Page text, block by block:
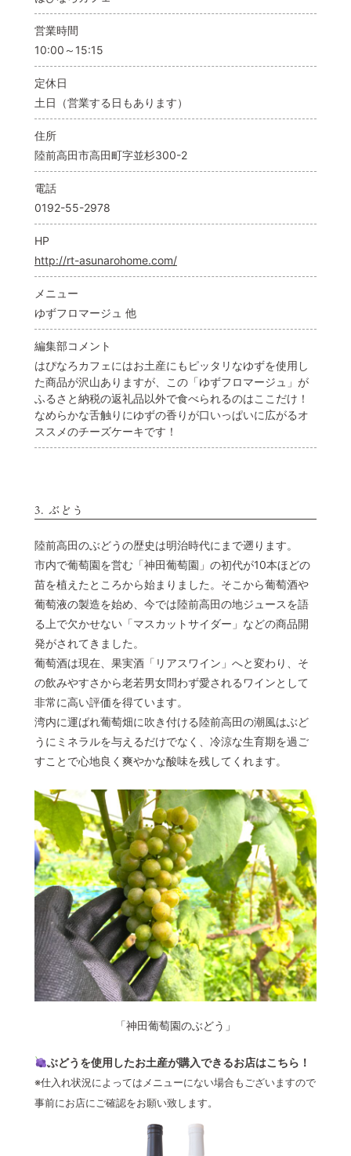
営業時間
10:00～15:15
定休日
土日（営業する日もあります）
住所
陸前高田市高田町字並杉300-2
電話
0192-55-2978
HP
http://rt-asunarohome.com/
メニュー
ゆずフロマージュ 他
編集部コメント
はぴなろカフェにはお土産にもピッタリなゆずを使用し
た商品が沢山ありますが、この「ゆずフロマージュ」が
ふるさと納税の返礼品以外で食べられるのはここだけ！
なめらかな舌触りにゆずの香りが口いっぱいに広がるオ
ススメのチーズケーキです！
3. ぶどう
陸前高田のぶどうの歴史は明治時代にまで遡ります。
市内で葡萄園を営む「神田葡萄園」の初代が10本ほどの
苗を植えたところから始まりました。そこから葡萄酒や
葡萄液の製造を始め、今では陸前高田の地ジュースを語
る上で欠かせない「マスカットサイダー」などの商品開
発がされてきました。
葡萄酒は現在、果実酒「リアスワイン」へと変わり、そ
の飲みやすさから老若男女問わず愛されるワインとして
非常に高い評価を得ています。
湾内に運ばれ葡萄畑に吹き付ける陸前高田の潮風はぶど
うにミネラルを与えるだけでなく、冷涼な生育期を過ご
すことで心地良く爽やかな酸味を残してくれます。
「神田葡萄園のぶどう」
ぶどうを使用したお土産が購入できるお店はこちら！
※仕入れ状況によってはメニューにない場合もございますので
事前にお店にご確認をお願い致します。